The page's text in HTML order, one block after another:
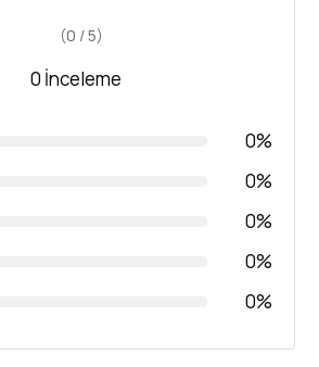
(0 / 5)
0 İnceleme
0%
0%
0%
0%
0%